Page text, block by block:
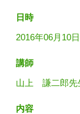
日時
2016年06月
講師
山上 謙二郎先
内容